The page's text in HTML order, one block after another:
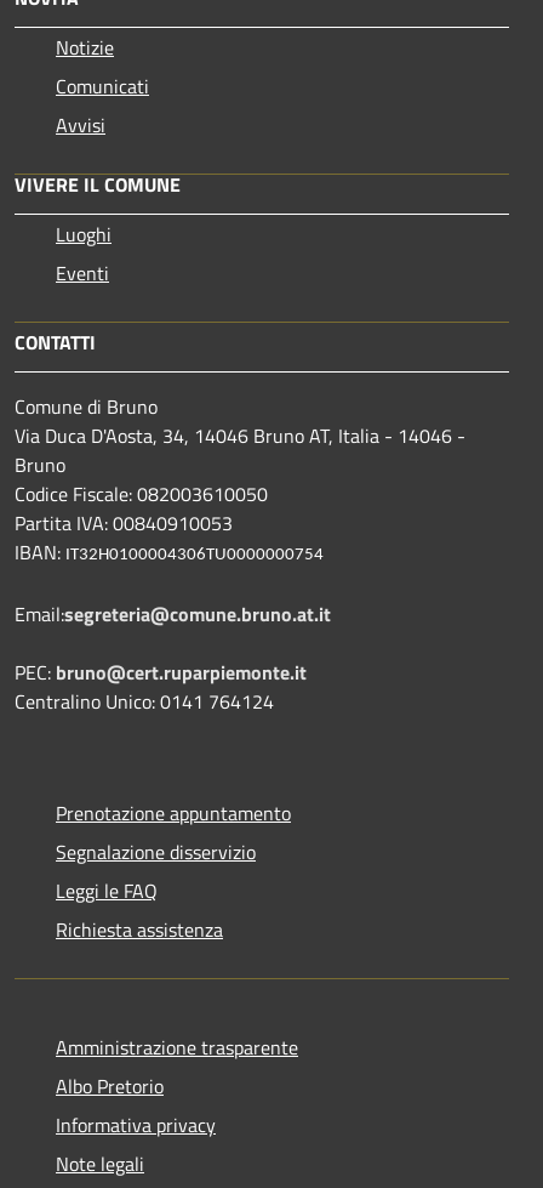
Notizie
Comunicati
Avvisi
VIVERE IL COMUNE
Luoghi
Eventi
CONTATTI
Comune di Bruno
Via Duca D'Aosta, 34, 14046 Bruno AT, Italia - 14046 -
Bruno
Codice Fiscale: 082003610050
Partita IVA: 00840910053
IBAN: IT32H0100004306TU0000000754
Email:segreteria@comune.bruno.at.it
PEC: bruno@cert.ruparpiemonte.it
Centralino Unico: 0141 764124
Prenotazione appuntamento
Segnalazione disservizio
Leggi le FAQ
Richiesta assistenza
Amministrazione trasparente
Albo Pretorio
Informativa privacy
Note legali